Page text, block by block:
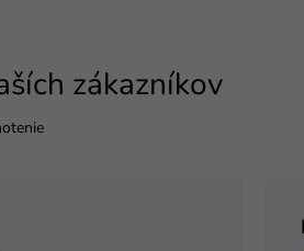
zákazníkov